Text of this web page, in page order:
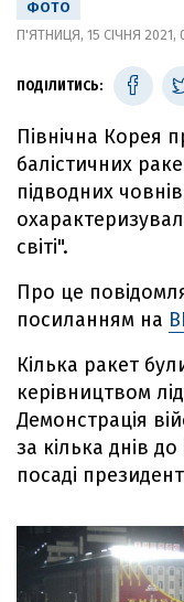
ФОТО
П'ЯТНИЦЯ, 15 СІЧНЯ 2021,
ПОДІЛИТИСЬ:
Північна Корея
балістичних
підводних
світі".
Про це
посиланням на
Кілька ракет
керівництвом
Демонстрація
за кілька днів
посаді